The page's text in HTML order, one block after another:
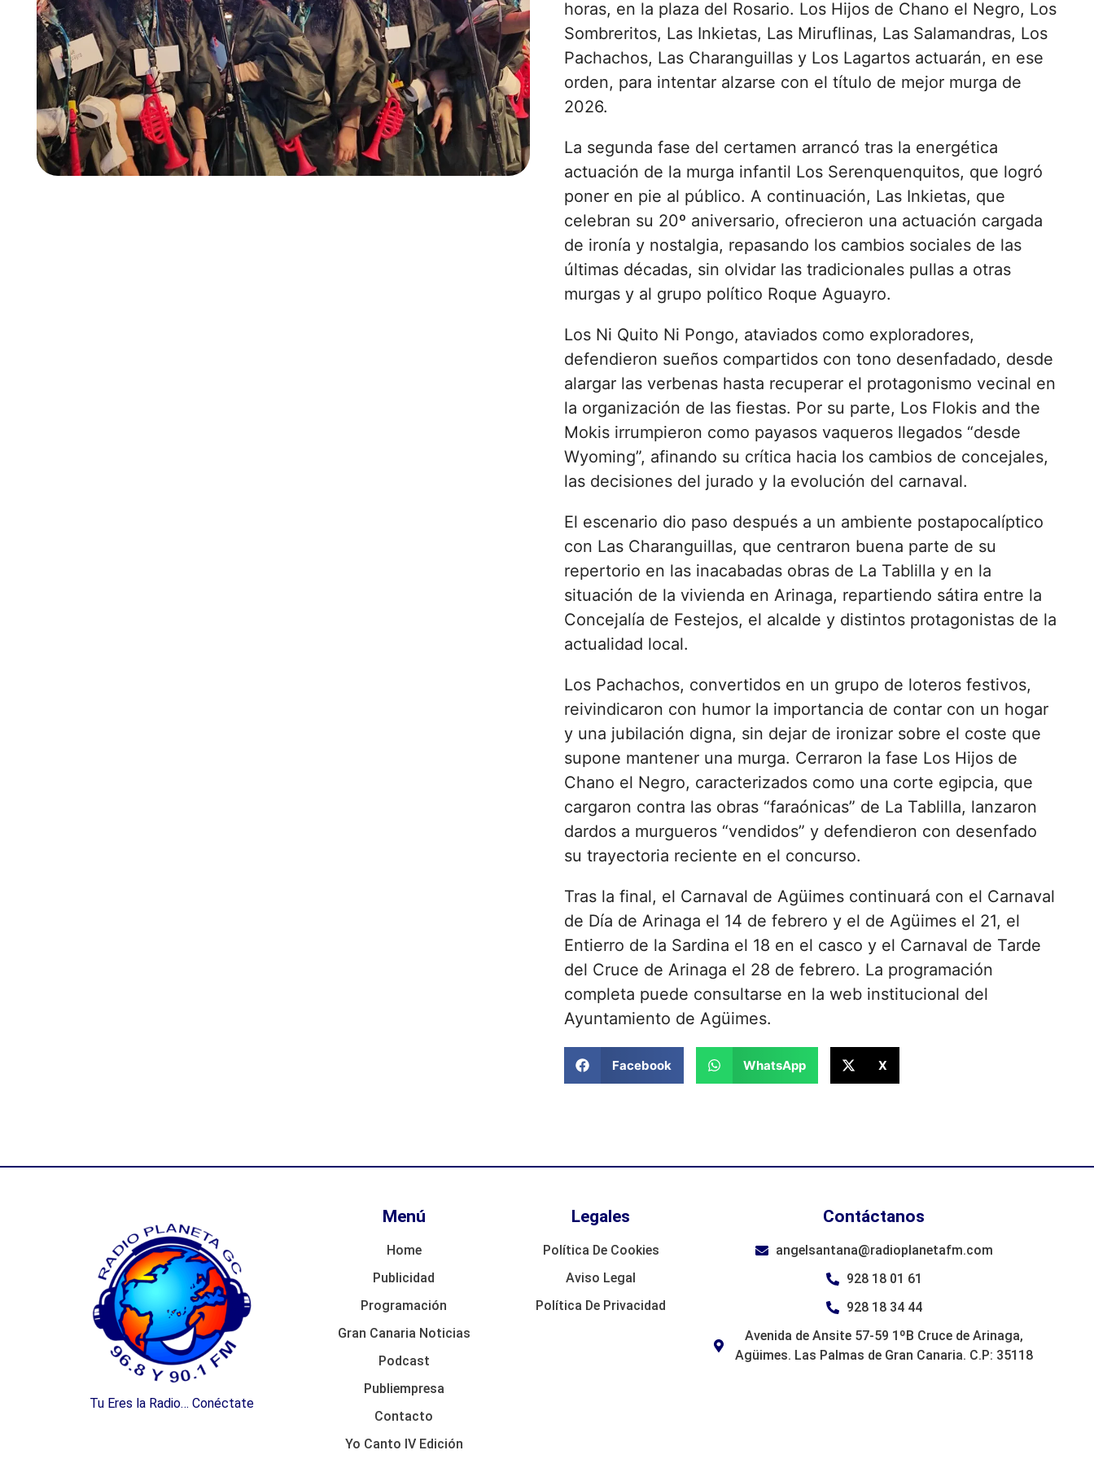
horas, en la plaza del Rosario. Los Hijos de Chano el Negro, Los
Sombreritos, Las Inkietas, Las Miruflinas, Las Salamandras, Los
Pachachos, Las Charanguillas y Los Lagartos actuarán, en ese
orden, para intentar alzarse con el título de mejor murga de
2026.
La segunda fase del certamen arrancó tras la energética
actuación de la murga infantil Los Serenquenquitos, que logró
poner en pie al público. A continuación, Las Inkietas, que
celebran su 20º aniversario, ofrecieron una actuación cargada
de ironía y nostalgia, repasando los cambios sociales de las
últimas décadas, sin olvidar las tradicionales pullas a otras
murgas y al grupo político Roque Aguayro.
Los Ni Quito Ni Pongo, ataviados como exploradores,
defendieron sueños compartidos con tono desenfadado, desde
alargar las verbenas hasta recuperar el protagonismo vecinal en
la organización de las fiestas. Por su parte, Los Flokis and the
Mokis irrumpieron como payasos vaqueros llegados “desde
Wyoming”, afinando su crítica hacia los cambios de concejales,
las decisiones del jurado y la evolución del carnaval.
El escenario dio paso después a un ambiente postapocalíptico
con Las Charanguillas, que centraron buena parte de su
repertorio en las inacabadas obras de La Tablilla y en la
situación de la vivienda en Arinaga, repartiendo sátira entre la
Concejalía de Festejos, el alcalde y distintos protagonistas de la
actualidad local.
Los Pachachos, convertidos en un grupo de loteros festivos,
reivindicaron con humor la importancia de contar con un hogar
y una jubilación digna, sin dejar de ironizar sobre el coste que
supone mantener una murga. Cerraron la fase Los Hijos de
Chano el Negro, caracterizados como una corte egipcia, que
cargaron contra las obras “faraónicas” de La Tablilla, lanzaron
dardos a murgueros “vendidos” y defendieron con desenfado
su trayectoria reciente en el concurso.
Tras la final, el Carnaval de Agüimes continuará con el Carnaval
de Día de Arinaga el 14 de febrero y el de Agüimes el 21, el
Entierro de la Sardina el 18 en el casco y el Carnaval de Tarde
del Cruce de Arinaga el 28 de febrero. La programación
completa puede consultarse en la web institucional del
Ayuntamiento de Agüimes.
Facebook WhatsApp X
Tu Eres la Radio… Conéctate
Menú
Home
Publicidad
Programación
Gran Canaria Noticias
Podcast
Publiempresa
Contacto
Yo Canto IV Edición
Legales
Política De Cookies
Aviso Legal
Política De Privacidad
Contáctanos
angelsantana@radioplanetafm.com
928 18 01 61
928 18 34 44
Avenida de Ansite 57-59 1ºB Cruce de Arinaga,
Agüimes. Las Palmas de Gran Canaria. C.P: 35118